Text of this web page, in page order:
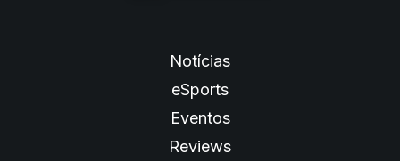
Notícias
eSports
Eventos
Reviews